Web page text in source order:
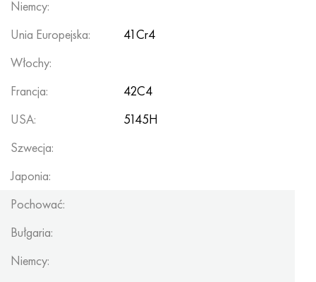
Niemcy:
Unia Europejska:
41Cr4
Włochy:
Francja:
42C4
USA:
5145H
Szwecja:
Japonia:
Pochować:
Bułgaria:
Niemcy: